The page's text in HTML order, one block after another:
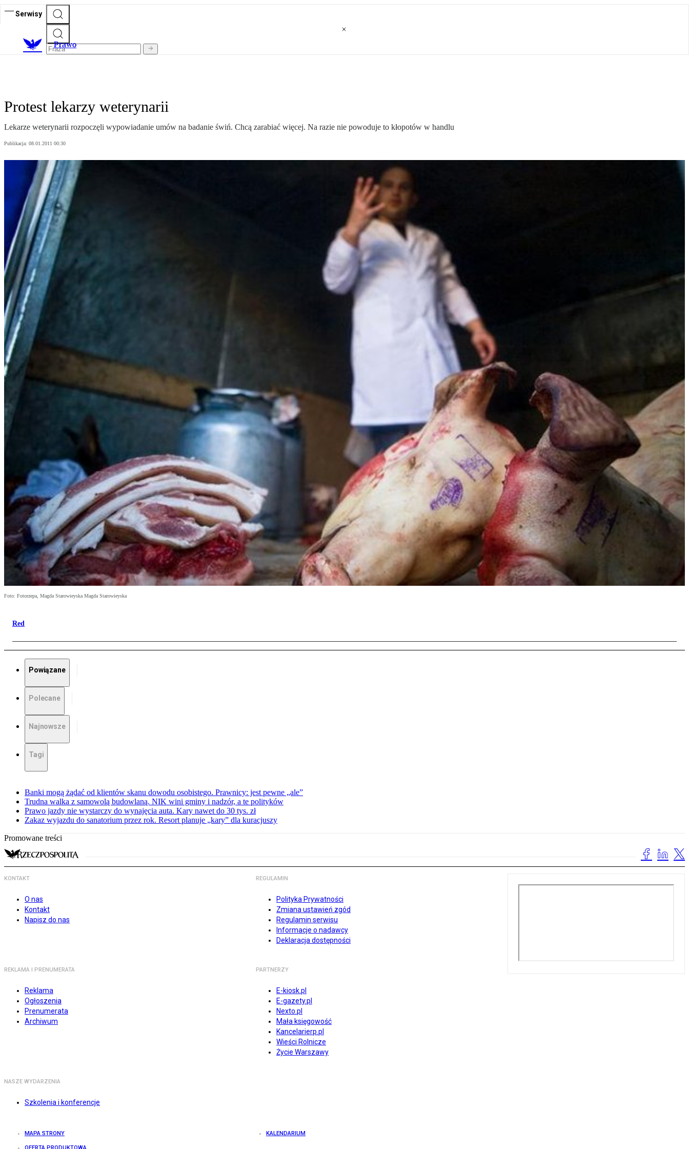
Serwisy
Prawo
Protest lekarzy weterynarii
Lekarze weterynarii rozpoczęli wypowiadanie umów na badanie świń. Chcą zarabiać więcej. Na razie nie powoduje to kłopotów w handlu
Publikacja: 08.01.2011 00:30
Foto: Fotorzepa, Magda Starowieyska Magda Starowieyska
Red
Powiązane
Polecane
Najnowsze
Tagi
Banki mogą żądać od klientów skanu dowodu osobistego. Prawnicy: jest pewne „ale”
Trudna walka z samowolą budowlaną. NIK wini gminy i nadzór, a te polityków
Prawo jazdy nie wystarczy do wynajęcia auta. Kary nawet do 30 tys. zł
Zakaz wyjazdu do sanatorium przez rok. Resort planuje „kary” dla kuracjuszy
Promowane treści
KONTAKT
O nas
Kontakt
Napisz do nas
REGULAMIN
Polityka Prywatności
Zmiana ustawień zgód
Regulamin serwisu
Informacje o nadawcy
Deklaracja dostępności
REKLAMA I PRENUMERATA
Reklama
Ogłoszenia
Prenumerata
Archiwum
PARTNERZY
E-kiosk.pl
E-gazety.pl
Nexto.pl
Mała księgowość
Kancelarierp.pl
Wieści Rolnicze
Życie Warszawy
NASZE WYDARZENIA
Szkolenia i konferencje
MAPA STRONY KALENDARIUM